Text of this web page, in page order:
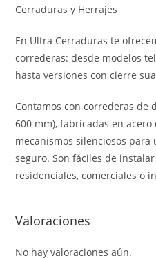
Cerraduras y Herrajes
En Ultra Cerraduras te
correderas: desde modelos
hasta versiones con cierre
Contamos con correderas de
600 mm), fabricadas en
mecanismos silenciosos
seguro. Son fáciles de
residenciales, comerciales o
Valoraciones
No hay valoraciones aún.